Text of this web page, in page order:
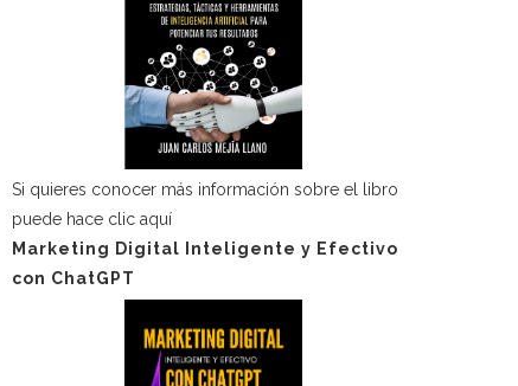
Si quieres conocer más información sobre el libro
puede hace clic aquí
Marketing Digital Inteligente y Efectivo
con ChatGPT